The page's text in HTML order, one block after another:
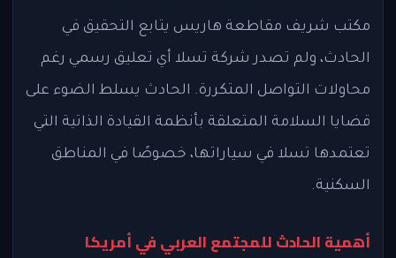
مكتب شريف مقاطعة هاريس يتابع التحقيق في
الحادث، ولم تصدر شركة تسلا أي تعليق رسمي رغم
محاولات التواصل المتكررة. الحادث يسلط الضوء على
قضايا السلامة المتعلقة بأنظمة القيادة الذاتية التي
تعتمدها تسلا في سياراتها، خصوصًا في المناطق
السكنية.
أهمية الحادث للمجتمع العربي في أمريكا